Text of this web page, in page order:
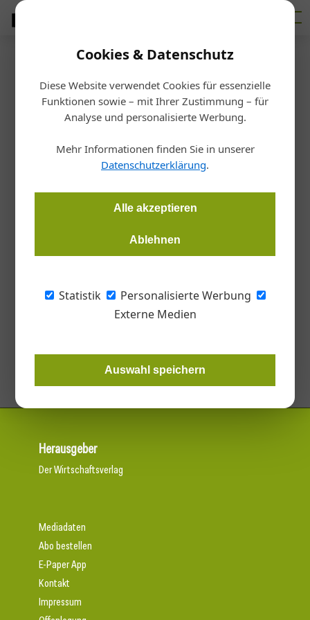
Cookies & Datenschutz
Diese Website verwendet Cookies für essenzielle
Funktionen sowie – mit Ihrer Zustimmung – für
Analyse und personalisierte Werbung.
Mehr Informationen finden Sie in unserer
Datenschutzerklärung.
Alle akzeptieren
Ablehnen
Statistik
Personalisierte Werbung
Externe Medien
Auswahl speichern
Firmenverzeichnis › BENACO Fensterprofile Handels GmbH
BENACO Fensterprofile
Handels GmbH
Wolfholzg. 21, 2345 Brunn/Gebirge,
E-Mail:
office@benaco.at
Handwerk+Bau Metall
Dichtungen & Dichtungsmittel
Herausgeber
Der Wirtschaftsverlag
Mediadaten
Abo bestellen
E-Paper App
Kontakt
Impressum